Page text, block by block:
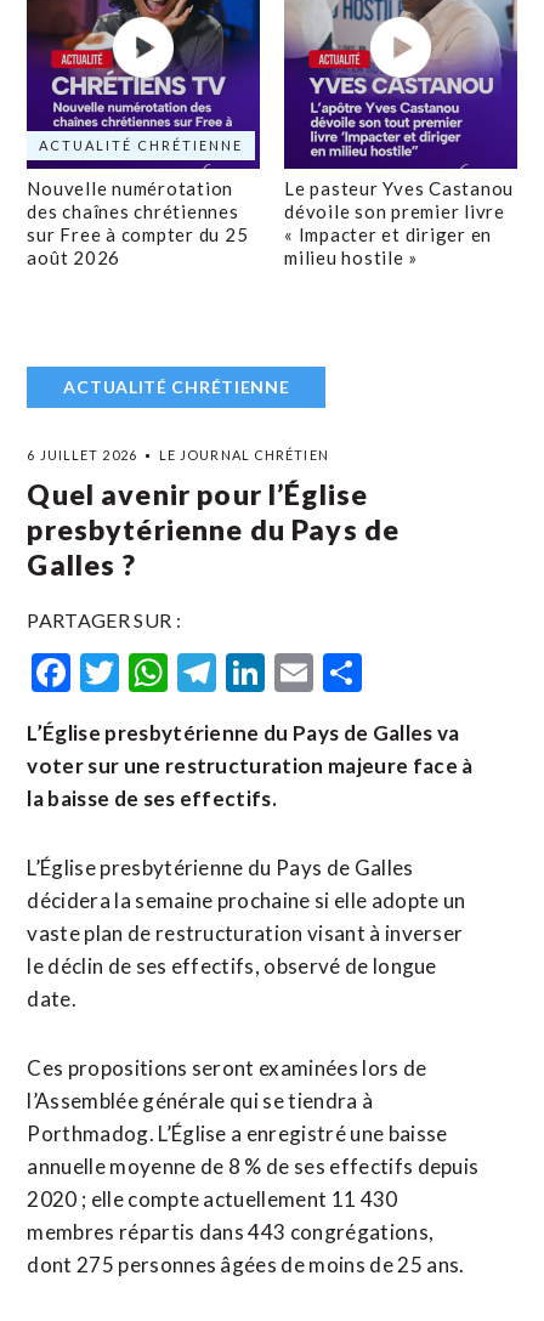
ACTUALITÉ CHRÉTIENNE
Nouvelle numérotation
des chaînes chrétiennes
sur Free à compter du 25
août 2026
Le pasteur Yves Castanou
dévoile son premier livre
« Impacter et diriger en
milieu hostile »
ACTUALITÉ CHRÉTIENNE
6 JUILLET 2026 LE JOURNAL CHRÉTIEN
Quel avenir pour l’Église
presbytérienne du Pays de
Galles ?
PARTAGER SUR :
Facebook
Twitter
WhatsApp
Telegram
LinkedIn
Email
L’Église presbytérienne du Pays de Galles va
voter sur une restructuration majeure face à
la baisse de ses effectifs.
L’Église presbytérienne du Pays de Galles
décidera la semaine prochaine si elle adopte un
vaste plan de restructuration visant à inverser
le déclin de ses effectifs, observé de longue
date.
Ces propositions seront examinées lors de
l’Assemblée générale qui se tiendra à
Porthmadog. L’Église a enregistré une baisse
annuelle moyenne de 8 % de ses effectifs depuis
2020 ; elle compte actuellement 11 430
membres répartis dans 443 congrégations,
dont 275 personnes âgées de moins de 25 ans.